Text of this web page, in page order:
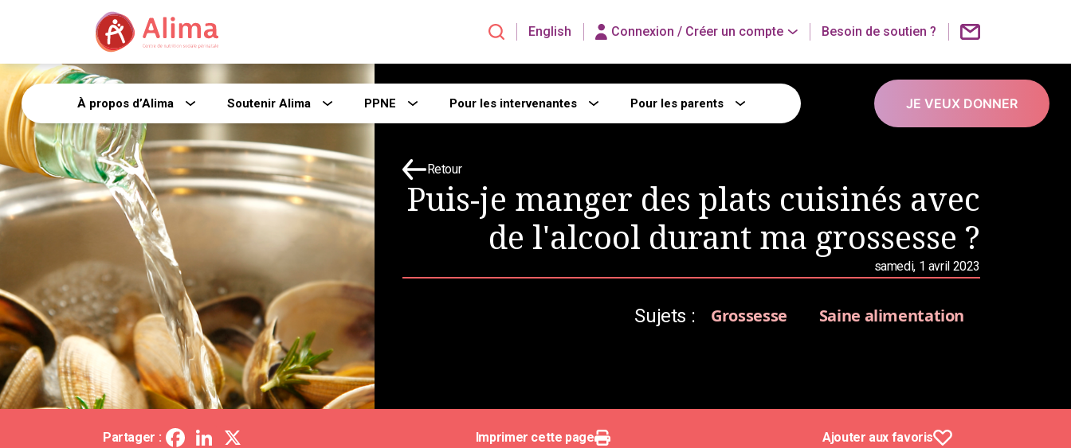
English Connexion / Créer un compte Besoin de soutien ?
À propos d’Alima Soutenir Alima PPNE Pour les intervenantes Pour les parents JE VEUX DONNER
Retour
Puis-je manger des plats cuisinés avec
de l'alcool durant ma grossesse ?
samedi, 1 avril 2023
Sujets : Grossesse Saine alimentation
Partager : FacebookLinkedIn Imprimer cette page Ajouter aux favoris